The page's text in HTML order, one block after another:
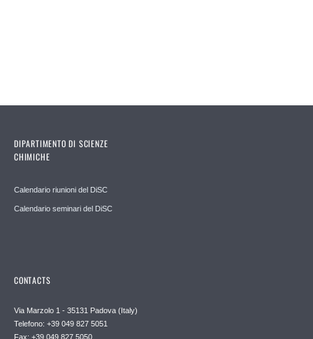
DIPARTIMENTO DI SCIENZE
CHIMICHE
Calendario riunioni del DiSC
Calendario seminari del DiSC
CONTACTS
Via Marzolo 1 - 35131 Padova (Italy)
Telefono: +39 049 827 5051
Fax: +39 049 827 5050